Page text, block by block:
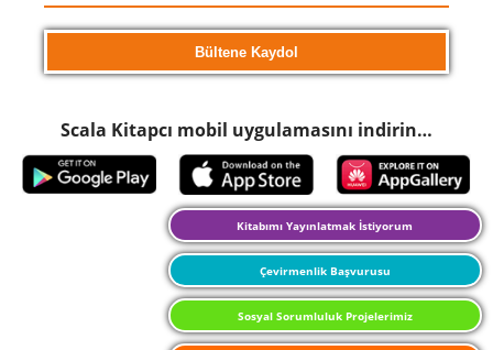
Scala Kitapcı mobil uygulamasını indirin…
Kitabımı Yayınlatmak İstiyorum
Çevirmenlik Başvurusu
Sosyal Sorumluluk Projelerimiz